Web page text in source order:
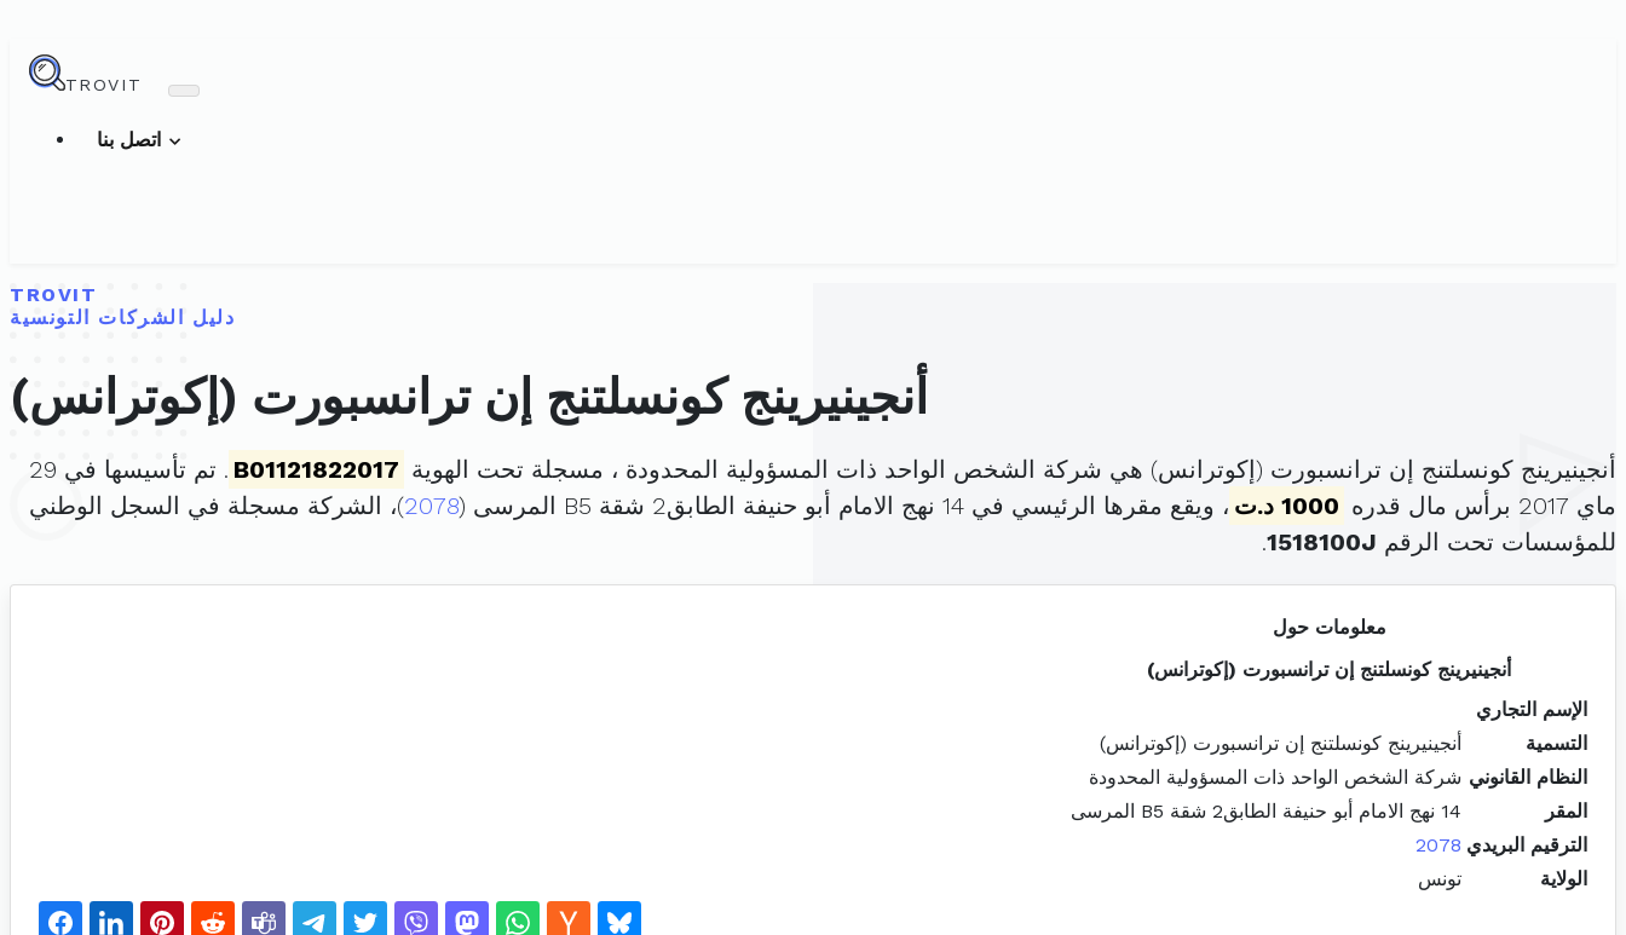
TROVIT
TROVIT
دليل الشركات التونسية
أنجينيرينج كونسلتنج إن ترانسبورت (إكوترانس)
أنجينيرينج كونسلتنج إن ترانسبورت (إكوترانس) هي شركة الشخص الواحد ذات المسؤولية المحدودة ، مسجلة تحت الهوية B01121822017
. تم تأسيسها في 29
ماي 2017 برأس مال قدره
1000 د.ت ، ويقع مقرها الرئيسي في 14 نهج الامام أبو حنيفة الطابق2 شقة B5 المرسى ( 2078)، الشركة مسجلة في السجل الوطني
للمؤسسات تحت الرقم 1518100J
.
معلومات حول
أنجينيرينج كونسلتنج إن ترانسبورت (إكوترانس)
الإسم التجاري
التسمية
أنجينيرينج كونسلتنج إن ترانسبورت (إكوترانس)
النظام القانوني شركة الشخص الواحد ذات المسؤولية المحدودة
المقر
14 نهج الامام أبو حنيفة الطابق2 شقة B5 المرسى
الترقيم البريدي 2078
الولاية
تونس